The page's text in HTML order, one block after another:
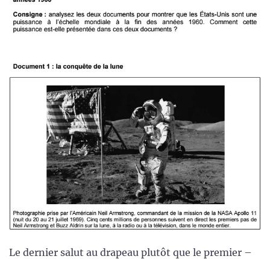
Le dernier salut au drapeau plutôt que le premier –